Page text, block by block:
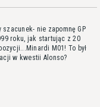
nie zapomnę GP
roku, jak startując z 20
M01! To był
w kwestii Alonso?